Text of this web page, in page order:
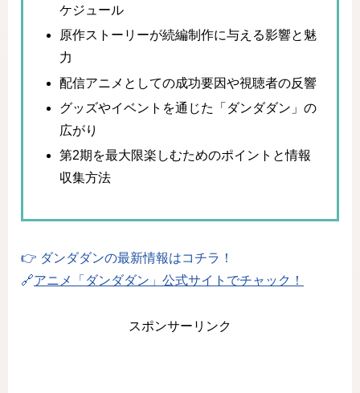
ケジュール
原作ストーリーが続編制作に与える影響と魅
力
配信アニメとしての成功要因や視聴者の反響
グッズやイベントを通じた「ダンダダン」の
広がり
第2期を最大限楽しむためのポイントと情報
収集方法
👉 ダンダダンの最新情報はコチラ！
🔗アニメ「ダンダダン」公式サイトでチャック！
スポンサーリンク